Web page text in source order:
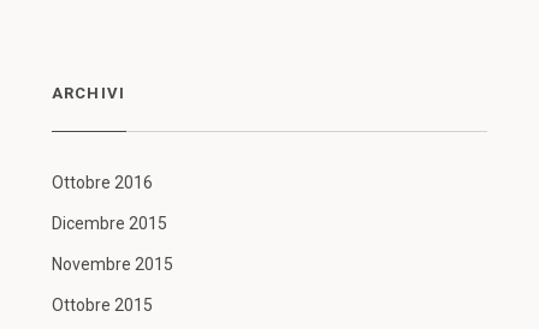
ARCHIVI
Ottobre 2016
Dicembre 2015
Novembre 2015
Ottobre 2015